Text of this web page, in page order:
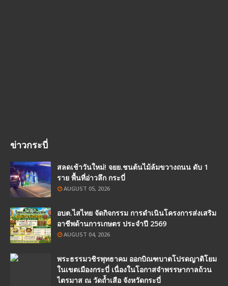
ข่าวกระบี่
สลดเช้าวันใหม่! จยย.ชนต้นไม้ล้มขวางถนน ดับ 1
ราย พื้นที่อ่าวลึก กระบี่
AUGUST 05, 2026
อบต.ไสไทย จัดกิจกรรม การดำเนินโครงการส่งเสริม
อาชีพด้านการเกษตร ประจำปี 2569
AUGUST 04, 2026
พระธรรมวชิรพุทธาคม ออกบิณฑบาตโปรดญาติโยม
ในเขตเมืองกระบี่ เนื่องในโอกาสจำพรรษากาลถ้วน
ไตรมาส ณ วัดถ้ำเสือ จังหวัดกระบี่